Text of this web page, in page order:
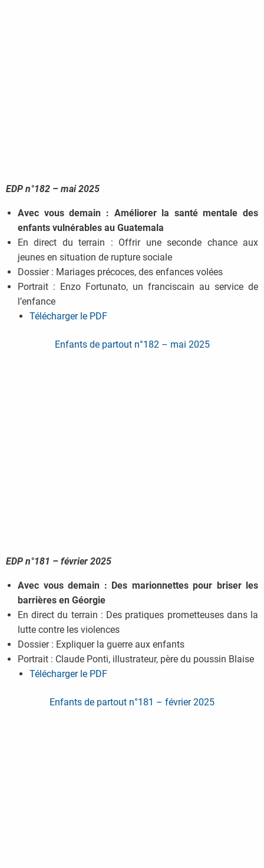
EDP n°182 – mai 2025
Avec vous demain : Améliorer la santé mentale des
enfants vulnérables au Guatemala
En direct du terrain : Offrir une seconde chance aux
jeunes en situation de rupture sociale
Dossier : Mariages précoces, des enfances volées
Portrait : Enzo Fortunato, un franciscain au service de
l’enfance
Télécharger le PDF
Enfants de partout n°182 – mai 2025
EDP n°181 – février 2025
Avec vous demain : Des marionnettes pour briser les
barrières en Géorgie
En direct du terrain : Des pratiques prometteuses dans la
lutte contre les violences
Dossier : Expliquer la guerre aux enfants
Portrait : Claude Ponti, illustrateur, père du poussin Blaise
Télécharger le PDF
Enfants de partout n°181 – février 2025